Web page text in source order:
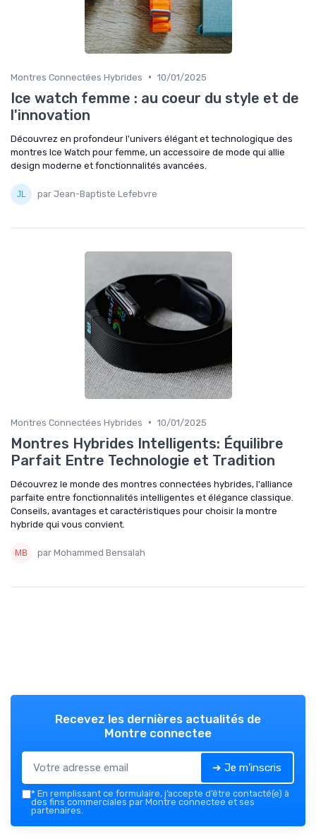
Montres Connectées Hybrides • 10/01/2025
Ice watch femme : au coeur du style et de
l'innovation
Découvrez en profondeur l'univers élégant et technologique des
montres Ice Watch pour femme, un accessoire de mode qui allie
design moderne et fonctionnalités avancées.
par Jean-Baptiste Lefebvre
Montres Connectées Hybrides • 10/01/2025
Montres Hybrides Intelligents: Équilibre
Parfait Entre Technologie et Tradition
Découvrez le monde des montres connectées hybrides, l'alliance
parfaite entre fonctionnalités intelligentes et élégance classique.
Conseils, avantages et caractéristiques pour choisir la montre
hybride qui vous convient.
par Mohammed Bensalah
Recevez les dernières actualités de
Montre connectee
➔ Je m'inscris
* En remplissant ce formulaire, j’accepte d’être contacté(e) à
des fins commerciales par Montre connectee et ses
partenaires.